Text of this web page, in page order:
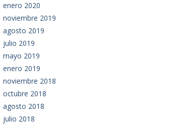
enero 2020
noviembre 2019
agosto 2019
julio 2019
mayo 2019
enero 2019
noviembre 2018
octubre 2018
agosto 2018
julio 2018